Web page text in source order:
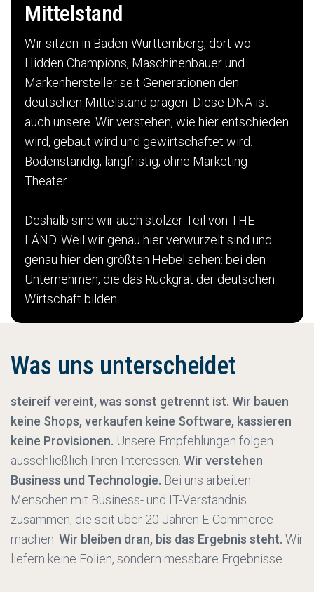
Mittelstand
Wir sitzen in Baden-Württemberg, dort wo
Hidden Champions, Maschinenbauer und
Markenhersteller seit Generationen den
deutschen Mittelstand prägen. Diese DNA ist
auch unsere. Wir verstehen, wie hier entschieden
wird, gebaut wird und gewirtschaftet wird.
Bodenständig, langfristig, ohne Marketing-
Theater.
Deshalb sind wir auch stolzer Teil von THE
LÄND. Weil wir genau hier verwurzelt sind und
genau hier den größten Hebel sehen: bei den
Unternehmen, die das Rückgrat der deutschen
Wirtschaft bilden.
Was uns unterscheidet
steireif vereint, was sonst getrennt ist. Wir bauen
keine Shops, verkaufen keine Software, kassieren
keine Provisionen. Unsere Empfehlungen folgen
ausschließlich Ihren Interessen. Wir verstehen
Business und Technologie. Bei uns arbeiten
Menschen mit Business- und IT-Verständnis
zusammen, die seit über 20 Jahren E-Commerce
machen. Wir bleiben dran, bis das Ergebnis steht. Wir
liefern keine Folien, sondern messbare Ergebnisse.